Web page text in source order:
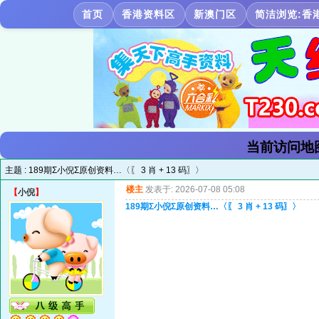
首页 香港资料区 新澳门区 简洁浏览:香
当前访问地
主题 : 189期Σ小倪Σ原创资料…〈〖 3 肖 + 13 码〗〉
【小倪】 楼主 发表于: 2026-07-08 05:08
189期Σ小倪Σ原创资料…〈〖 3 肖 + 13 码〗〉